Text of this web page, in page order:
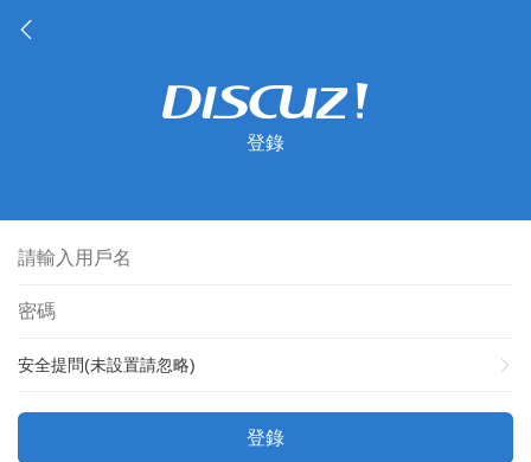
登錄
安全提問(未設置請忽略)
登錄